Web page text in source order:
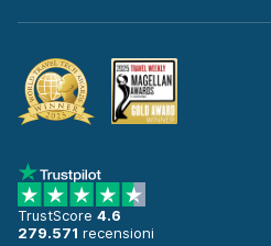
TrustScore 4.6
279.571 recensioni